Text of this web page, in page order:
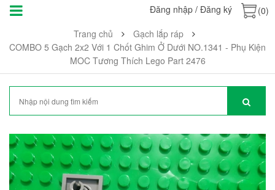
Đăng nhập / Đăng ký
(0)
Trang chủ
Gạch lắp ráp
COMBO 5 Gạch 2x2 Với 1 Chốt Ghim Ở Dưới NO.1341 - Phụ Kiện
MOC Tương Thích Lego Part 2476